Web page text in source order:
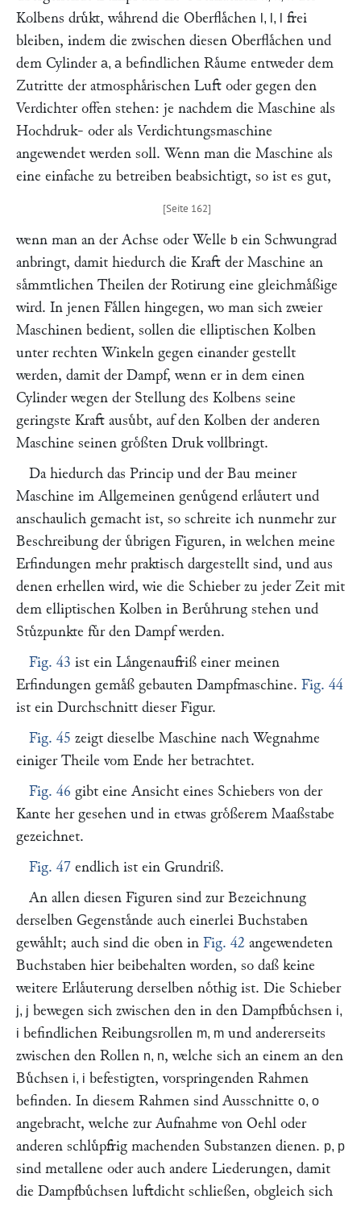
Kolbens druͤkt, waͤhrend die Oberflaͤchen l, l, l
frei
bleiben, indem die zwischen diesen Oberflaͤchen und
dem Cylinder a, a befindlichen Raͤume entweder dem
Zutritte der atmosphaͤrischen Luft oder gegen den
Verdichter offen stehen: je nachdem die Maschine als
Hochdruk- oder als Verdichtungsmaschine
angewendet werden soll. Wenn man die Maschine als
eine einfache zu betreiben beabsichtigt, so ist es gut,
wenn man an der Achse oder Welle b ein Schwungrad
anbringt, damit hiedurch die Kraft der Maschine an
saͤmmtlichen Theilen der Rotirung eine gleichmaͤßige
wird. In jenen Faͤllen hingegen, wo man sich zweier
Maschinen bedient, sollen die elliptischen Kolben
unter rechten Winkeln gegen einander gestellt
werden, damit der Dampf, wenn er in dem einen
Cylinder wegen der Stellung des Kolbens seine
geringste Kraft ausuͤbt, auf den Kolben der anderen
Maschine seinen groͤßten Druk vollbringt.
Da hiedurch das Princip und der Bau meiner
Maschine im Allgemeinen genuͤgend erlaͤutert und
anschaulich gemacht ist, so schreite ich nunmehr zur
Beschreibung der uͤbrigen Figuren, in welchen meine
Erfindungen mehr praktisch dargestellt sind, und aus
denen erhellen wird, wie die Schieber zu jeder Zeit mit
dem elliptischen Kolben in Beruͤhrung stehen und
Stuͤzpunkte fuͤr den Dampf werden.
Fig. 43 ist ein Laͤngenaufriß einer meinen
Erfindungen gemaͤß gebauten Dampfmaschine. Fig. 44
ist ein Durchschnitt dieser Figur.
Fig. 45 zeigt dieselbe Maschine nach Wegnahme
einiger Theile vom Ende her betrachtet.
Fig. 46 gibt eine Ansicht eines Schiebers von der
Kante her gesehen und in etwas groͤßerem Maaßstabe
gezeichnet.
Fig. 47 endlich ist ein Grundriß.
An allen diesen Figuren sind zur Bezeichnung
derselben Gegenstaͤnde auch einerlei Buchstaben
gewaͤhlt; auch sind die oben in Fig. 42 angewendeten
Buchstaben hier beibehalten worden, so daß keine
weitere Erlaͤuterung derselben noͤthig ist. Die Schieber
j, j bewegen sich zwischen den in den Dampfbuͤchsen i,
i befindlichen Reibungsrollen m, m und andererseits
zwischen den Rollen n, n, welche sich an einem an den
Buͤchsen i, i befestigten, vorspringenden Rahmen
befinden. In diesem Rahmen sind Ausschnitte o, o
angebracht, welche zur Aufnahme von Oehl oder
anderen schluͤpfrig machenden Substanzen dienen. p, p
sind metallene oder auch andere Liederungen, damit
die Dampfbuͤchsen luftdicht schließen, obgleich sich